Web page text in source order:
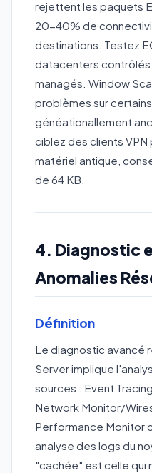
rejettent les paquets
20-40% de
destinations. Testez
datacenters contrôlés
managés. Window
problèmes sur
généationallement
ciblez des clients
matériel antique,
de 64 KB.
4. Diagnostic
Anomalies
Définition
Le diagnostic avancé
Server implique
sources : Event
Network Monitor/
Performance Monitor
analyse des logs du
"cachée" est celle qui